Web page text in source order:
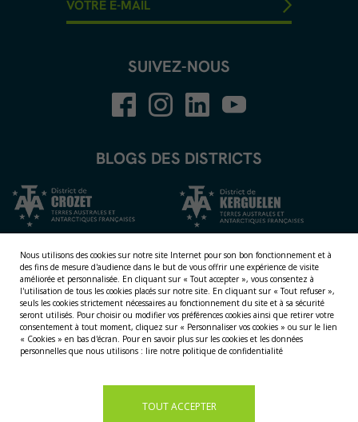
SUIVEZ-NOUS
BLOGS DES DISTRICTS
NOS TERRITOIRES
Nous utilisons des cookies sur notre site Internet pour son bon fonctionnement et à
des fins de mesure d'audience dans le but de vous offrir une expérience de visite
améliorée et personnalisée. En cliquant sur « Tout accepter », vous consentez à
l'utilisation de tous les cookies placés sur notre site. En cliquant sur « Tout refuser »,
seuls les cookies strictement nécessaires au fonctionnement du site et à sa sécurité
seront utilisés. Pour choisir ou modifier vos préférences cookies ainsi que retirer votre
consentement à tout moment, cliquez sur « Personnaliser vos cookies » ou sur le lien
« Cookies » en bas d'écran. Pour en savoir plus sur les cookies et les données
personnelles que nous utilisons : lire notre politique de confidentialité
TOUT ACCEPTER